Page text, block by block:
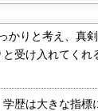
かりと考え、真
受け入れてくれ
歴は大きな指標